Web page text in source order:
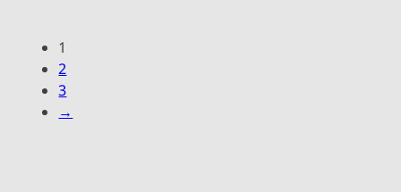
1
2
3
→